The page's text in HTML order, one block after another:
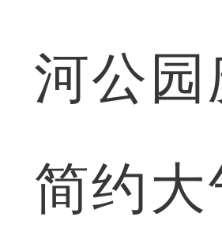
河公
简约